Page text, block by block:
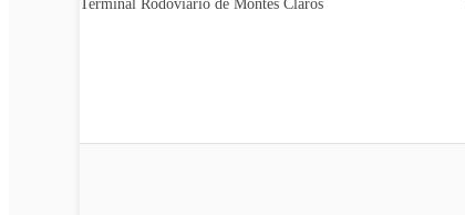
Terminal Rodoviário de Montes Claros